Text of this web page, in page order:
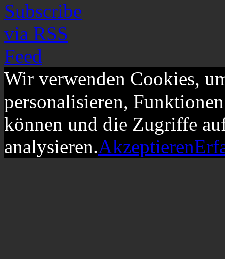
Wir verwenden Cookies,
personalisieren,
können und die Zugriffe
analysieren.Akzeptieren